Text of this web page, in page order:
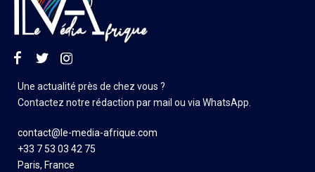
Une actualité près de chez vous ?
Contactez notre rédaction par mail ou via WhatsApp.
contact@le-media-afrique.com
+33 7 53 03 42 75
Paris, France